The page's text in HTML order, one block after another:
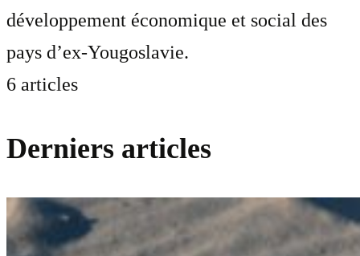
développement économique et social des
pays d’ex-Yougoslavie.
6 articles
Derniers articles